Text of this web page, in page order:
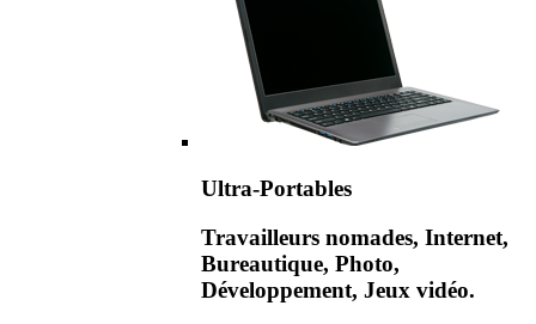
Ultra-Portables
Travailleurs nomades, Internet,
Bureautique, Photo,
Développement, Jeux vidéo.